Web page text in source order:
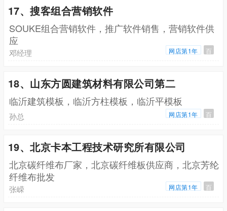
17、搜客组合营销软件
SOUKE组合营销软件，推广软件销售，营销软件供
应
邓经理 网店第1年 百
18、山东方圆建筑材料有限公司第二
临沂建筑模板，临沂方柱模板，临沂平模板
孙总 网店第1年 百
19、北京卡本工程技术研究所有限公司
北京碳纤维布厂家，北京碳纤维板供应商，北京芳纶
纤维布批发
张嵘 网店第1年 百